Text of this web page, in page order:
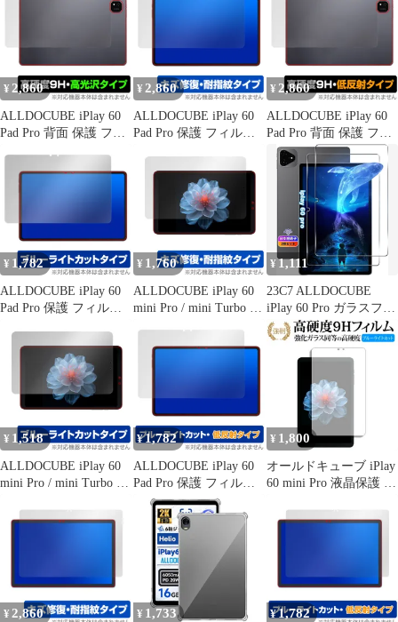
インチ 保護ケース TPU
撃 iPlay 60 mini Pro ケ
ース カバー (クリア
オールドキューブ タブ
本体保護フィルム さら
¥ 2,860
ALLDOCUBE iPlay 60
Pad Pro 背面 保護 フィ
¥ 2,860
ALLDOCUBE iPlay 60
Pad Pro 保護 フィルム
傷修復 耐指紋 指紋防止
コーティング
¥ 2,860
ALLDOCUBE iPlay 60
Pad Pro 背面 保護 フィ
ルム OverLay 9H Plus
for オールドキューブ
9H高硬度 さらさら手触
り反射防止
¥ 1,782
ALLDOCUBE iPlay 60
Pad Pro 保護 フィルム
液晶保護 目に優しい ブ
ルーライトカット
¥ 1,760
ALLDOCUBE iPlay 60
mini Pro / mini Turbo 保
¥1,111
23C7 ALLDOCUBE
iPlay 60 Pro ガラスフィ
ルム 2枚セット 【1枚傷
あり】
¥ 1,518
ALLDOCUBE iPlay 60
mini Pro / mini Turbo 保
Eye Protector for オール
¥1,782
ALLDOCUBE iPlay 60
Pad Pro 保護 フィルム
OverLay Eye Protector
低反射 for オールドキ
ューブ 液晶保護 ブルー
ライトカット 反射防止
¥ 1,800
オールドキューブ iPlay
60 mini Pro 液晶保護 フ
同等の 高硬度9H ブル
¥ 2,860 ¥ 1,733 ¥1,782